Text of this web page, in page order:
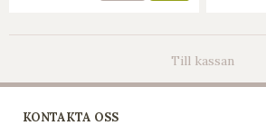
Till kassan
KONTAKTA OSS